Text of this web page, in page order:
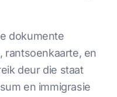
dokumente
rantsoenkaarte, en
deur die staat
en immigrasie